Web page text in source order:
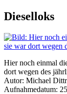
Dieselloks
Hier noch einmal
dort wegen des
Autor: Michael
Aufnahmedatum: